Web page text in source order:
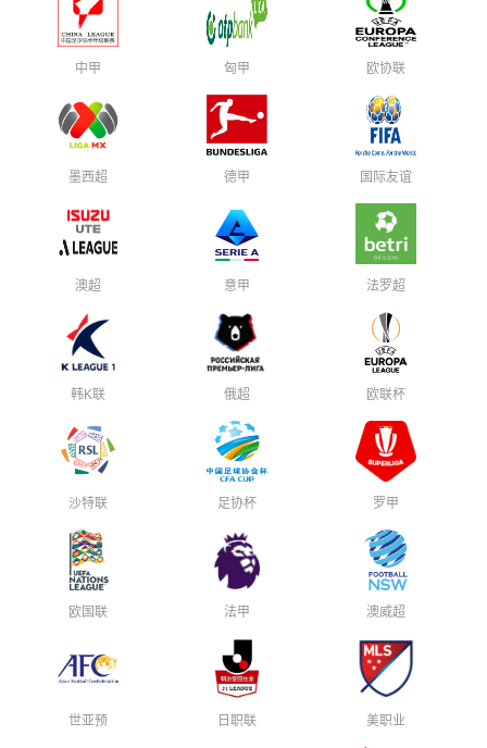
中甲 匈甲 欧协联
墨西超 德甲 国际友谊
澳超 意甲 法罗超
韩K联 俄超 欧联杯
沙特联 足协杯 罗甲
欧国联 法甲 澳威超
世亚预 日职联 美职业